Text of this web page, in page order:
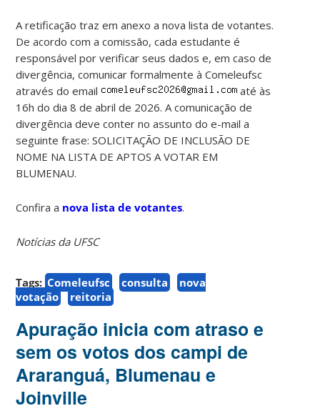
A retificação traz em anexo a nova lista de votantes.
De acordo com a comissão, cada estudante é
responsável por verificar seus dados e, em caso de
divergência, comunicar formalmente à Comeleufsc
através do email
até às
16h do dia 8 de abril de 2026. A comunicação de
divergência deve conter no assunto do e-mail a
seguinte frase: SOLICITAÇÃO DE INCLUSÃO DE
NOME NA LISTA DE APTOS A VOTAR EM
BLUMENAU.
Confira a nova lista de votantes.
Notícias da UFSC
Tags: Comeleufsc consulta
nova
votação
reitoria
Apuração inicia com atraso e
sem os votos dos campi de
Araranguá, Blumenau e
Joinville